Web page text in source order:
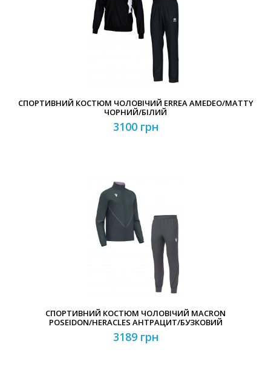
СПОРТИВНИЙ КОСТЮМ ЧОЛОВІЧИЙ ERREA AMEDEO/MATTY
ЧОРНИЙ/БІЛИЙ
3100 грн
СПОРТИВНИЙ КОСТЮМ ЧОЛОВІЧИЙ MACRON
POSEIDON/HERACLES АНТРАЦИТ/БУЗКОВИЙ
3189 грн